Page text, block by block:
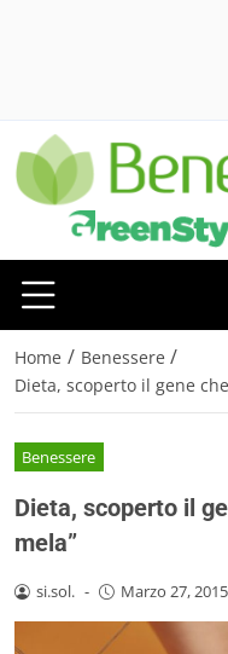
Home / Benessere /
Dieta, scoperto il gene
Benessere
Dieta, scoperto il
mela”
si.sol. - Marzo 27, 2015